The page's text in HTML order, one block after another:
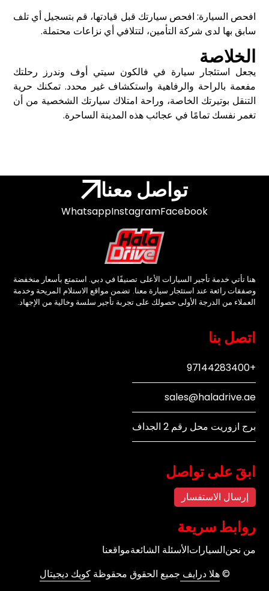
افحص السيارة: افحص سيارتك قبل قيادتها، قم بتسجيل أي تلف
سابق بها لدى شركة التأمين، لتتلافي أي نزاعات محتملة.
الخلاصة
يجعل استئجار سيارة في فالكون سيتي أوف وندرز رحلتك
مفعمة بالراحة والرفاهية واستكشاف غير محدد. تمكنك حرية
التنقل بوتيرتك الخاصة، وراحة امتلاك سيارتك الشخصية من أن
تغمر نفسك تمامًا في عجائب هذه المدينة الساحرة.
تواصل معنا
Facebook
Instagram
Whatsapp
هنا تأتي خدمة تأجير السيارات الأعلى تصنيفًا في دبي. استمتع بأسعار منخفضة
وصفقات رائعة عند استئجار سيارة معنا. تضمن مواقع الاستلام المريحة وخدمة
العملاء من الدرجة الأولى حصولك على تجربة تأجير سلسة وخالية من الإجهاد.
اتصل بنا
+97144283400
sales@haladrive.ae
برج ازوريت محل رقم 2 الجداف
ابقَ على تواصل
إرسال الاستفسار
روابط سريعة
من نحنالسياراتالأسئلة الشائعةمواقعنا
©هلا درايف جميع الحقوق محقوظةكويك ديجيتال